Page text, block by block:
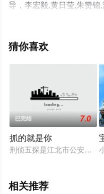
导，李宏毅,黄日莹,朱赞锦
鹏等演员精彩演绎的中国
集就上星辰影视，更多相
猜你喜欢
已完结 7.0
抓的就是你
刑侦五探是江北市公安局下
相关推荐